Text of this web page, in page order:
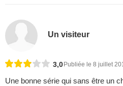
Un visiteur
3,0Publiée le 8 juillet
Une bonne série qui sans être un